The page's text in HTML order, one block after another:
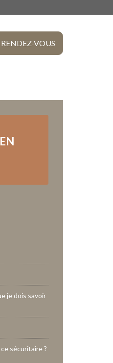
VOUS
je dois savoir
sécuritaire ?